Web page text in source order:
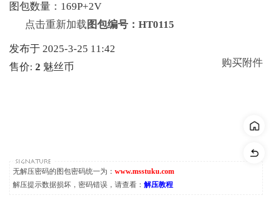
图包数量：169P+2V
点击重新加载 图包编号：HT0115
发布于 2025-3-25 11:42
售价: 2 魅丝币 购买附件
无解压密码的图包密码统一为： www.msstuku.com
解压提示数据损坏，密码错误，请查看： 解压教程